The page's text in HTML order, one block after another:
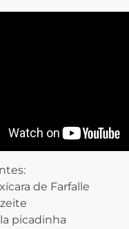
de Farfalle
picadinha